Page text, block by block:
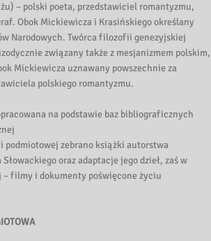
– polski poeta, przedstawiciel romantyzmu,
Obok Mickiewicza i Krasińskiego określany
Narodowych. Twórca filozofii genezyjskiej
związany także z mesjanizmem polskim,
Mickiewicza uznawany powszechnie za
polskiego romantyzmu.
na podstawie baz bibliograficznych
podmiotowej zebrano książki autorstwa
oraz adaptacje jego dzieł, zaś w
– filmy i dokumenty poświęcone życiu